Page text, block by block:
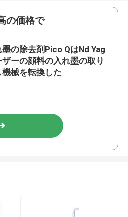
の価格で
墨の除去剤Pico QはNd Yag
ザーの顔料の入れ墨の取り
機械を転換した